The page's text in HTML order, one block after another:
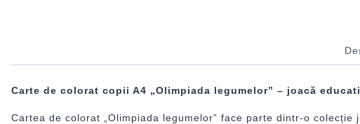
Carte de colorat copii A4 „Olimpiada legumelor” – joacă
Cartea de colorat „Olimpiada legumelor” face parte dintr-o